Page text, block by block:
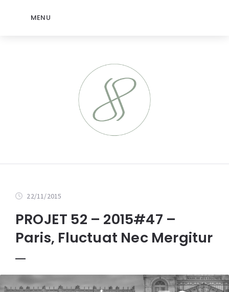
MENU
22/11/2015
PROJET 52 – 2015#47 –
Paris, Fluctuat Nec Mergitur